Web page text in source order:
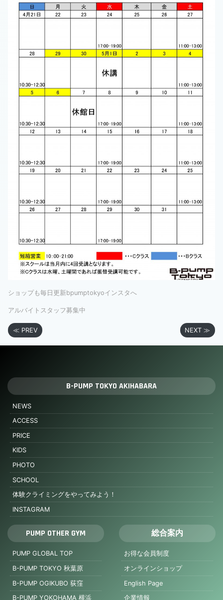
ショップも毎日更新bpumptokyoインスタへ
アルバイトスタッフ募集中
≪ PREV NEXT ≫
B-PUMP TOKYO AKIHABARA
NEWS
ACCESS
PRICE
KIDS
PHOTO
SCHOOL
体験クライミングをやってみよう！
INSTAGRAM
PUMP OTHER GYM
PUMP GLOBAL TOP
B-PUMP TOKYO 秋葉原
B-PUMP OGIKUBO 荻窪
B-PUMP YOKOHAMA 横浜
総合案内
お得な会員制度
オンラインショップ
English Page
企業情報